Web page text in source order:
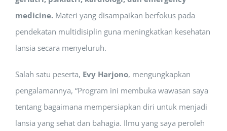
medicine. Materi yang disampaikan berfokus pada
pendekatan multidisiplin guna meningkatkan kesehatan
lansia secara menyeluruh.
Salah satu peserta, Evy Harjono, mengungkapkan
pengalamannya, “Program ini membuka wawasan saya
tentang bagaimana mempersiapkan diri untuk menjadi
lansia yang sehat dan bahagia. Ilmu yang saya peroleh